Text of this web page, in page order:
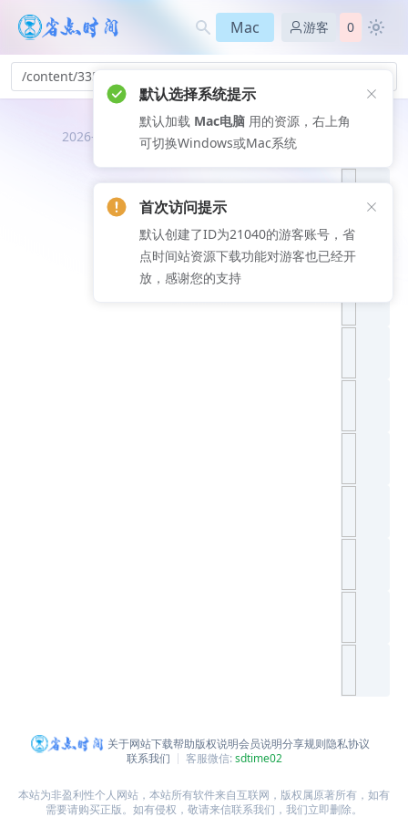
Mac 游客 0
/content/335
2026-08-06
推荐文
关于网站下载帮助版权说明会员说明分享规则隐私协议
联系我们
客服微信:sdtime02
本站为非盈利性个人网站，本站所有软件来自互联网，版权属原著所有，如有
需要请购买正版。如有侵权，敬请来信联系我们，我们立即删除。
默认选择系统提示
默认加载 Mac电脑 用的资源，右上角
可切换Windows或Mac系统
首次访问提示
默认创建了ID为21040的游客账号，省
点时间站资源下载功能对游客也已经开
放，感谢您的支持